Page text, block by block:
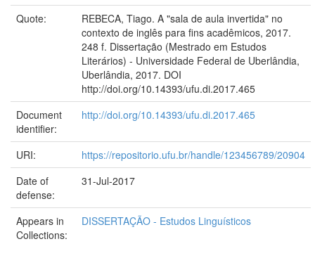
Quote:
REBECA, Tiago. A "sala de aula invertida" no
contexto de inglês para fins acadêmicos, 2017.
248 f. Dissertação (Mestrado em Estudos
Literários) - Universidade Federal de Uberlândia,
Uberlândia, 2017. DOI
http://doi.org/10.14393/ufu.di.2017.465
Document
identifier:
http://doi.org/10.14393/ufu.di.2017.465
URI:
https://repositorio.ufu.br/handle/123456789/20904
Date of
defense:
31-Jul-2017
Appears in
Collections:
DISSERTAÇÃO - Estudos Linguísticos